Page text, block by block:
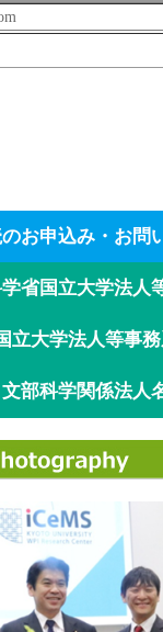
お申込み・お問
省国立大学法人
立大学法人等事
文部科学関係法人